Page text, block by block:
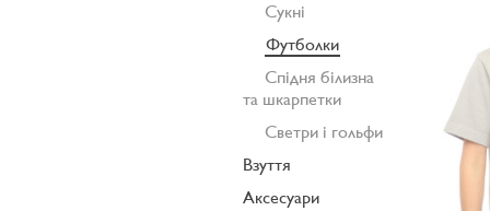
Сукні
Футболки
Спідня білизна
та шкарпетки
Светри і гольфи
Взуття
Аксесуари